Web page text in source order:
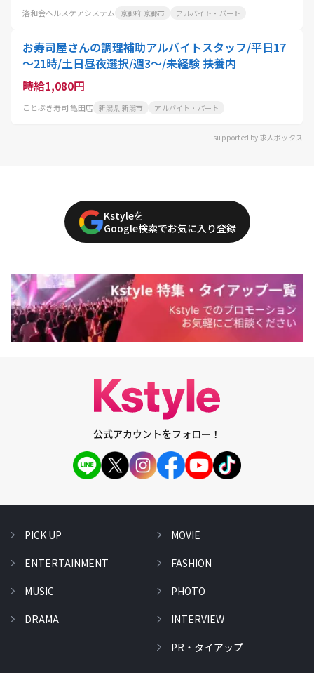
洛和会ヘルスケアシステム 京都府 京都市 アルバイト・パート
お寿司屋さんの調理補助アルバイトスタッフ/平日17
～21時/土日昼夜選択/週3～/未経験 扶養内
時給1,080円
ことぶき寿司 亀田店 新潟県 新潟市 アルバイト・パート
supported by 求人ボックス
Kstyleを
Google検索でお気に入り登録
公式アカウントをフォロー！
PICK UP
ENTERTAINMENT
MUSIC
DRAMA
MOVIE
FASHION
PHOTO
INTERVIEW
PR・タイアップ